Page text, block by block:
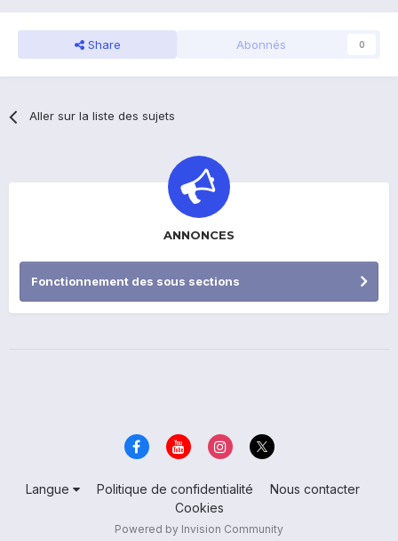
Share Abonnés 0
Aller sur la liste des sujets
ANNONCES
Fonctionnement des sous sections
Langue Politique de confidentialité
Nous contacter
Cookies
Powered by Invision Community